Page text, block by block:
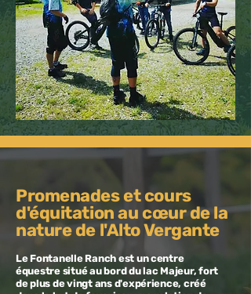
Promenades et cours
d'équitation au cœur de la
nature de l'Alto Vergante
Le Fontanelle Ranch est un centre
équestre situé au bord du lac Majeur, fort
de plus de vingt ans d'expérience, créé